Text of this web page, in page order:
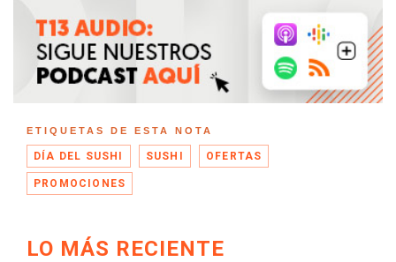
ETIQUETAS DE ESTA NOTA
DÍA DEL SUSHI SUSHI OFERTAS
PROMOCIONES
LO MÁS RECIENTE